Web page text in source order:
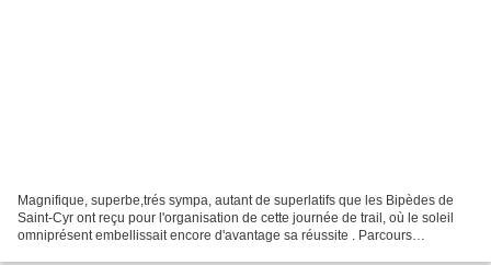
Magnifique, superbe,trés sympa, autant de superlatifs que les Bipèdes de
Saint-Cyr ont reçu pour l'organisation de cette journée de trail, où le soleil
omniprésent embellissait encore d'avantage sa réussite . Parcours